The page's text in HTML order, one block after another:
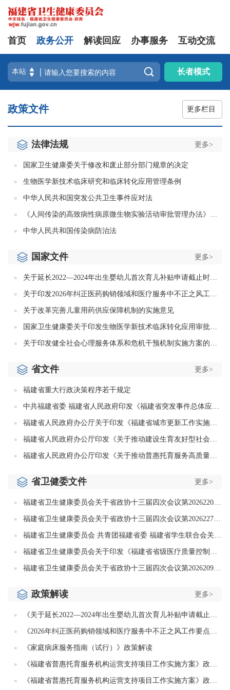
首页 政务公开 解读回应 办事服务 互动交流
 长者模式
政策文件 更多栏目
更多>
法律法规
国家卫生健康委关于修改和废止部分部门规章的决定
生物医学新技术临床研究和临床转化应用管理条例
中华人民共和国突发公共卫生事件应对法
《人间传染的高致病性病原微生物实验活动审批管理办法》（国家卫生健康委员会令第14号）
中华人民共和国传染病防治法
更多>
国家文件
关于延长2022—2024年出生婴幼儿首次育儿补贴申请截止时间的通知
关于印发2026年纠正医药购销领域和医疗服务中不正之风工作要点的通知
关于改革完善儿童用药供应保障机制的实施意见
国家卫生健康委关于印发生物医学新技术临床转化应用审批工作规范（试行）的通知
关于印发健全社会心理服务体系和危机干预机制实施方案的通知
更多>
省文件
福建省重大行政决策程序若干规定
中共福建省委 福建省人民政府印发《福建省突发事件总体应急预案》
福建省人民政府办公厅关于印发《福建省城市更新工作实施意见》的通知
福建省人民政府办公厅印发《关于推动建设生育友好型社会的若干措施》的通知
福建省人民政府办公厅印发《关于推动普惠托育服务高质量发展的若干措施》的通知
更多>
省卫健委文件
福建省卫生健康委员会关于省政协十三届四次会议第20262203号提案的答复
福建省卫生健康委员会关于省政协十三届四次会议第20262271号提案的答复
福建省卫生健康委员会 共青团福建省委 福建省学生联合会关于开展2026年福建省大学生暑期“三下乡”社会实践“红小医”专项活动的通知
福建省卫生健康委员会关于印发《福建省省级医疗质量控制中心管理办法（2026年版）》的通知
福建省卫生健康委员会关于省政协十三届四次会议第20262094号提案的答复
更多>
政策解读
《关于延长2022—2024年出生婴幼儿首次育儿补贴申请截止时间的通知》政策解读
《2026年纠正医药购销领域和医疗服务中不正之风工作要点》解读
《家庭病床服务指南（试行）》政策解读
《福建省普惠托育服务机构运营支持项目工作实施方案》政策解读（图文版）
《福建省普惠托育服务机构运营支持项目工作实施方案》政策解读